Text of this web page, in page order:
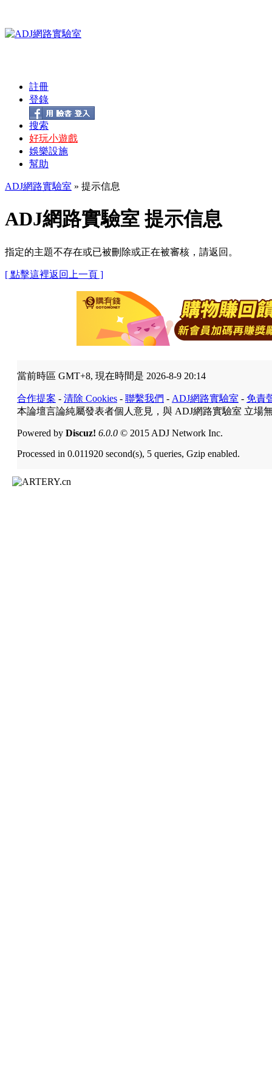
註冊
登錄
搜索
好玩小遊戲
娛樂設施
幫助
ADJ網路實驗室 » 提示信息
ADJ網路實驗室 提示信息
指定的主題不存在或已被刪除或正在被審核，請返回。
[ 點擊這裡返回上一頁 ]
當前時區 GMT+8, 現在時間是 2026-8-9 20:14
合作提案 - 清除 Cookies - 聯繫我們 - ADJ網路實驗室 - 免責
本論壇言論純屬發表者個人意見，與 ADJ網路實驗室 立場
Powered by Discuz! 6.0.0 © 2015 ADJ Network Inc.
Processed in 0.011920 second(s), 5 queries, Gzip enabled.